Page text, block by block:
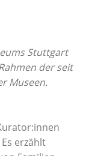
Stuttgart
der seit
Museen.
erzählt